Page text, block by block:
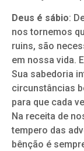
Deus é sábio:
nos tornemos
ruins, são
em nossa vida.
Sua sabedoria
circunstâncias
para que cada
Na receita de
tempero das
bênção é